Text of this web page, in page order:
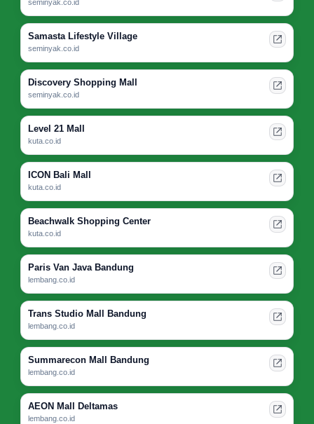
seminyak.co.id
Samasta Lifestyle Village
seminyak.co.id
Discovery Shopping Mall
seminyak.co.id
Level 21 Mall
kuta.co.id
ICON Bali Mall
kuta.co.id
Beachwalk Shopping Center
kuta.co.id
Paris Van Java Bandung
lembang.co.id
Trans Studio Mall Bandung
lembang.co.id
Summarecon Mall Bandung
lembang.co.id
AEON Mall Deltamas
lembang.co.id